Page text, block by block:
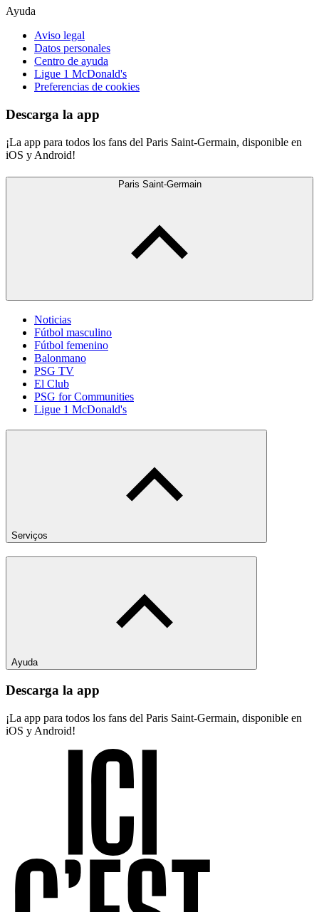
Ayuda
Aviso legal
Datos personales
Centro de ayuda
Ligue 1 McDonald's
Preferencias de cookies
Descarga la app
¡La app para todos los fans del Paris Saint-Germain, disponible en
iOS y Android!
Paris Saint-Germain
Noticias
Fútbol masculino
Fútbol femenino
Balonmano
PSG TV
El Club
PSG for Communities
Ligue 1 McDonald's
Serviços
Ayuda
Descarga la app
¡La app para todos los fans del Paris Saint-Germain, disponible en
iOS y Android!